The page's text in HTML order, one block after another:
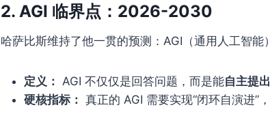
2. AGI 临界点：2026-2030
哈萨比斯维持了他一贯的预测：AGI（通用人工智
定义： AGI 不仅仅是回答问题，而是能自主提
硬核指标： 真正的 AGI 需要实现“闭环自演进”